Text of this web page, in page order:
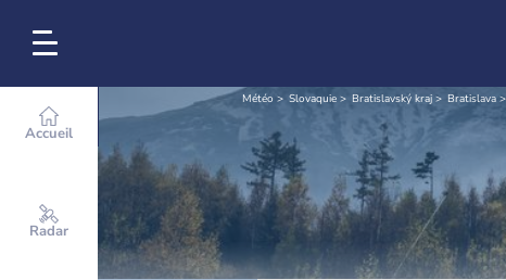
Accueil
Radar
Météo Slovaquie Bratislavský kraj Bratislava